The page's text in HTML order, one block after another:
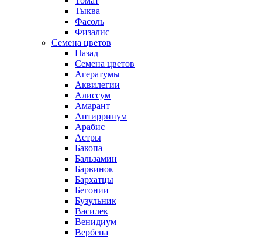
Тыква
Фасоль
Физалис
Семена цветов
Назад
Семена цветов
Агератумы
Аквилегии
Алиссум
Амарант
Антирринум
Арабис
Астры
Бакопа
Бальзамин
Барвинок
Бархатцы
Бегонии
Бузульник
Василек
Венидиум
Вербена